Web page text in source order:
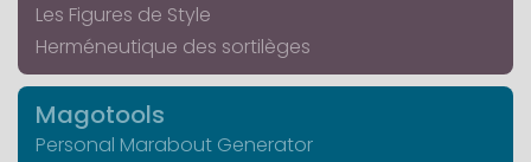
Les Figures de Style
Herméneutique des sortilèges
Magotools
Personal Marabout Generator